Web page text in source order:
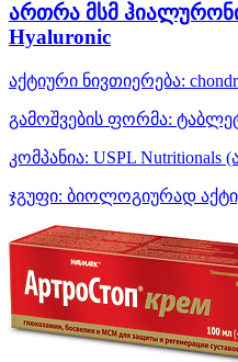
ართრა მსმ
Hyaluronic
აქტიური ნივთიერება:
გამოშვების ფორმა:
კომპანია: USPL Nutritionals
ჯგუფი: ბიოლოგიურად